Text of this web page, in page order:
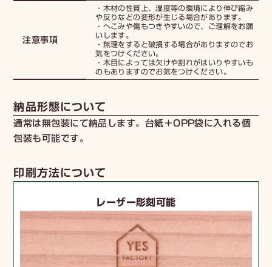
注意事項
・木材の性質上、湿度等の環境により伸び縮み
や反りなどの変形が生じる場合があります。
・へこみや傷もつきやすいので、ご理解をお願
いします。
・無理をすると破損する場合がありますのでお
気をつけください。
・木目によっては欠けや割れがはいりやすいも
のもありますのでお気をつけください。
納品形態について
通常は無包装にて納品します。台紙＋OPP袋に入れる個
包装も可能です。
印刷方法について
レーザー彫刻可能